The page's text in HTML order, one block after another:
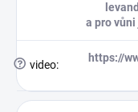
a pro
? video:
https://